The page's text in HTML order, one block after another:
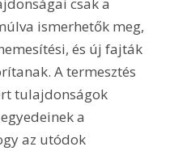
ismerhetők meg,
és új fajták
A termesztés
tulajdonságok
a
az utódok